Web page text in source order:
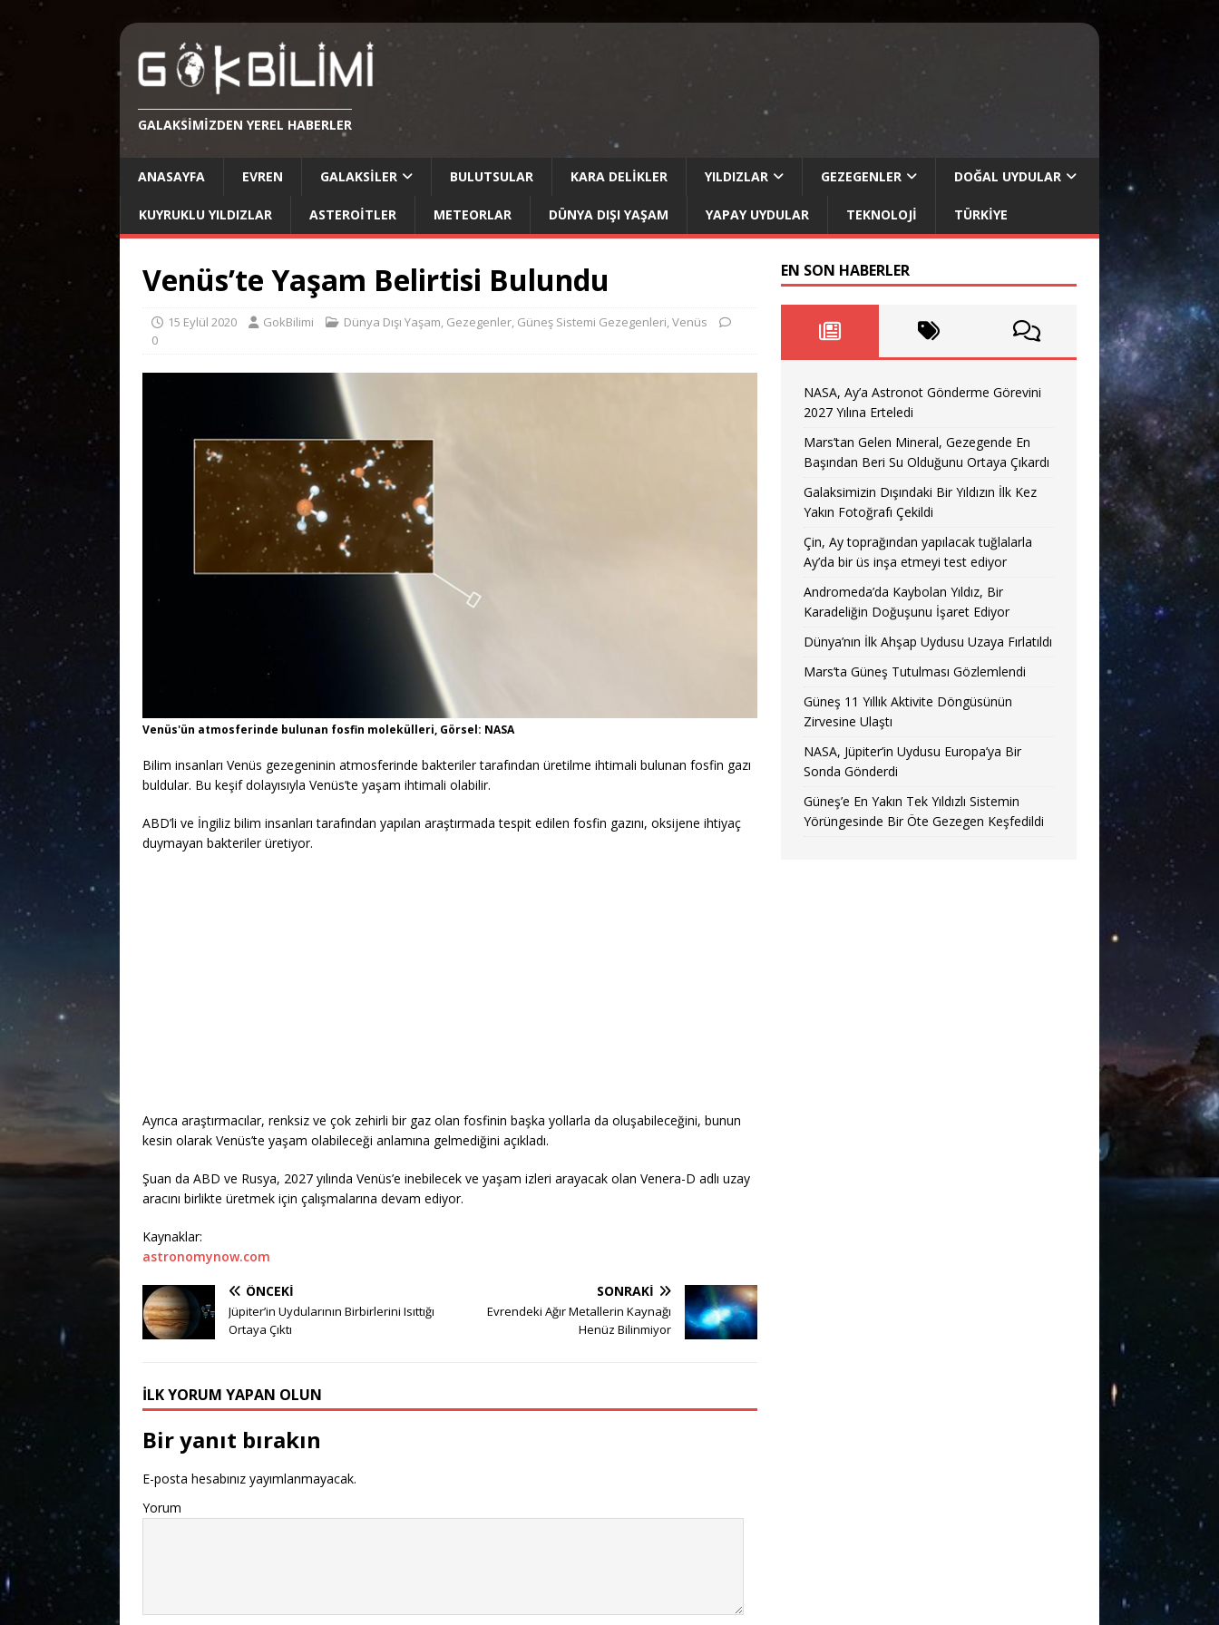
GALAKSIMIZDEN YEREL HABERLER
ANASAYFA EVREN GALAKSILER BULUTSULAR KARA DELIKLER YILDIZLAR GEZEGENLER DOĞAL UYDULAR
KUYRUKLU YILDIZLAR ASTEROITLER METEORLAR DÜNYA DIŞI YAŞAM YAPAY UYDULAR TEKNOLOJI TÜRKIYE
Venüs’te Yaşam Belirtisi Bulundu
15 Eylül 2020 GokBilimi Dünya Dışı Yaşam, Gezegenler, Güneş Sistemi Gezegenleri,Venüs
0
Venüs'ün atmosferinde bulunan fosfin molekülleri, Görsel: NASA
Bilim insanları Venüs gezegeninin atmosferinde bakteriler tarafından üretilme ihtimali bulunan fosfin gazı
buldular. Bu keşif dolayısıyla Venüs’te yaşam ihtimali olabilir.
ABD’li ve İngiliz bilim insanları tarafından yapılan araştırmada tespit edilen fosfin gazını, oksijene ihtiyaç
duymayan bakteriler üretiyor.
Ayrıca araştırmacılar, renksiz ve çok zehirli bir gaz olan fosfinin başka yollarla da oluşabileceğini, bunun
kesin olarak Venüs’te yaşam olabileceği anlamına gelmediğini açıkladı.
Şuan da ABD ve Rusya, 2027 yılında Venüs’e inebilecek ve yaşam izleri arayacak olan Venera-D adlı uzay
aracını birlikte üretmek için çalışmalarına devam ediyor.
Kaynaklar:
astronomynow.com
ÖNCEKI
Jüpiter’in Uydularının Birbirlerini Isıttığı
Ortaya Çıktı
SONRAKI
Evrendeki Ağır Metallerin Kaynağı
Henüz Bilinmiyor
İLK YORUM YAPAN OLUN
Bir yanıt bırakın
E-posta hesabınız yayımlanmayacak.
Yorum
EN SON HABERLER
NASA, Ay’a Astronot Gönderme Görevini
2027 Yılına Erteledi
Mars’tan Gelen Mineral, Gezegende En
Başından Beri Su Olduğunu Ortaya Çıkardı
Galaksimizin Dışındaki Bir Yıldızın İlk Kez
Yakın Fotoğrafı Çekildi
Çin, Ay toprağından yapılacak tuğlalarla
Ay’da bir üs inşa etmeyi test ediyor
Andromeda’da Kaybolan Yıldız, Bir
Karadeliğin Doğuşunu İşaret Ediyor
Dünya’nın İlk Ahşap Uydusu Uzaya Fırlatıldı
Mars’ta Güneş Tutulması Gözlemlendi
Güneş 11 Yıllık Aktivite Döngüsünün
Zirvesine Ulaştı
NASA, Jüpiter’in Uydusu Europa’ya Bir
Sonda Gönderdi
Güneş’e En Yakın Tek Yıldızlı Sistemin
Yörüngesinde Bir Öte Gezegen Keşfedildi